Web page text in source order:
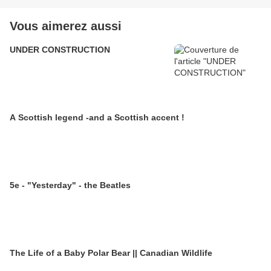
Vous aimerez aussi
UNDER CONSTRUCTION
A Scottish legend -and a Scottish accent !
5e - "Yesterday" - the Beatles
The Life of a Baby Polar Bear || Canadian Wildlife